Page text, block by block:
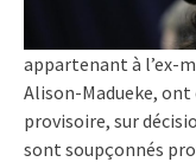
appartenant à l’ex-
Alison-Madueke,
provisoire, sur
sont soupçonnés